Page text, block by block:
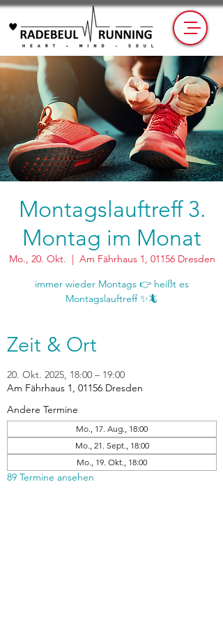
Montagslauftreff 3.
Montag im Monat
Mo., 20. Okt.
  |
Am Fährhaus 1, 01156 Dresden
immer wieder Montags 👉 heißt es
Zeit & Ort
20. Okt. 2025, 18:00 – 19:00
Am Fährhaus 1, 01156 Dresden
Andere Termine
Mo., 17. Aug., 18:00
Mo., 21. Sept., 18:00
Mo., 19. Okt., 18:00
89 Termine ansehen